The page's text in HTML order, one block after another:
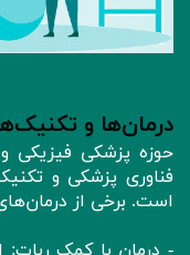
درمان‌ها و
حوزه پزشکی فیزیکی
فناوری پزشکی و
است. برخی از